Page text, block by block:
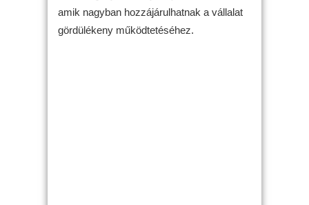
amik nagyban hozzájárulhatnak a vállalat
gördülékeny működtetéséhez.